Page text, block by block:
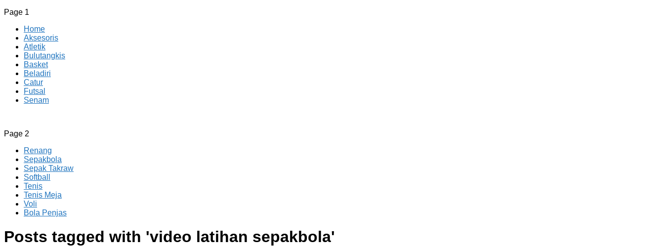
Page 1
Home
Aksesoris
Atletik
Bulutangkis
Basket
Beladiri
Catur
Futsal
Senam
CV JAYA BERSAMA Co Id
Menyediakan Semua Perlengkapan Olahraga Yang Lengkap, Berkualitas Dengan Harga Yang Murah
Page 2
Renang
Sepakbola
Sepak Takraw
Softball
Tenis
Tenis Meja
Voli
Bola Penjas
Posts tagged with 'video latihan sepakbola'